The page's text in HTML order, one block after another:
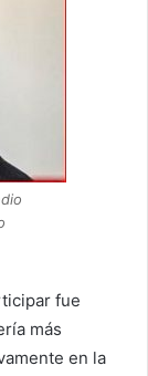
fue
más
en la